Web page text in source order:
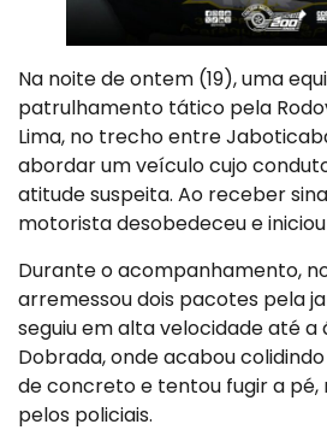
Na noite de ontem (19), uma
patrulhamento tático pela
Lima, no trecho entre
abordar um veículo cujo
atitude suspeita. Ao receber
motorista desobedeceu e
Durante o acompanhamento,
arremessou dois pacotes pela
seguiu em alta velocidade até a
Dobrada, onde acabou
de concreto e tentou fugir a pé,
pelos policiais.